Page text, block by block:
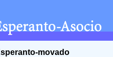
movado